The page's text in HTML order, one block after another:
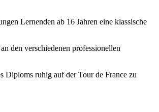
Lernenden ab 16 Jahren eine klassische
den verschiedenen professionellen
Diploms ruhig auf der Tour de France zu